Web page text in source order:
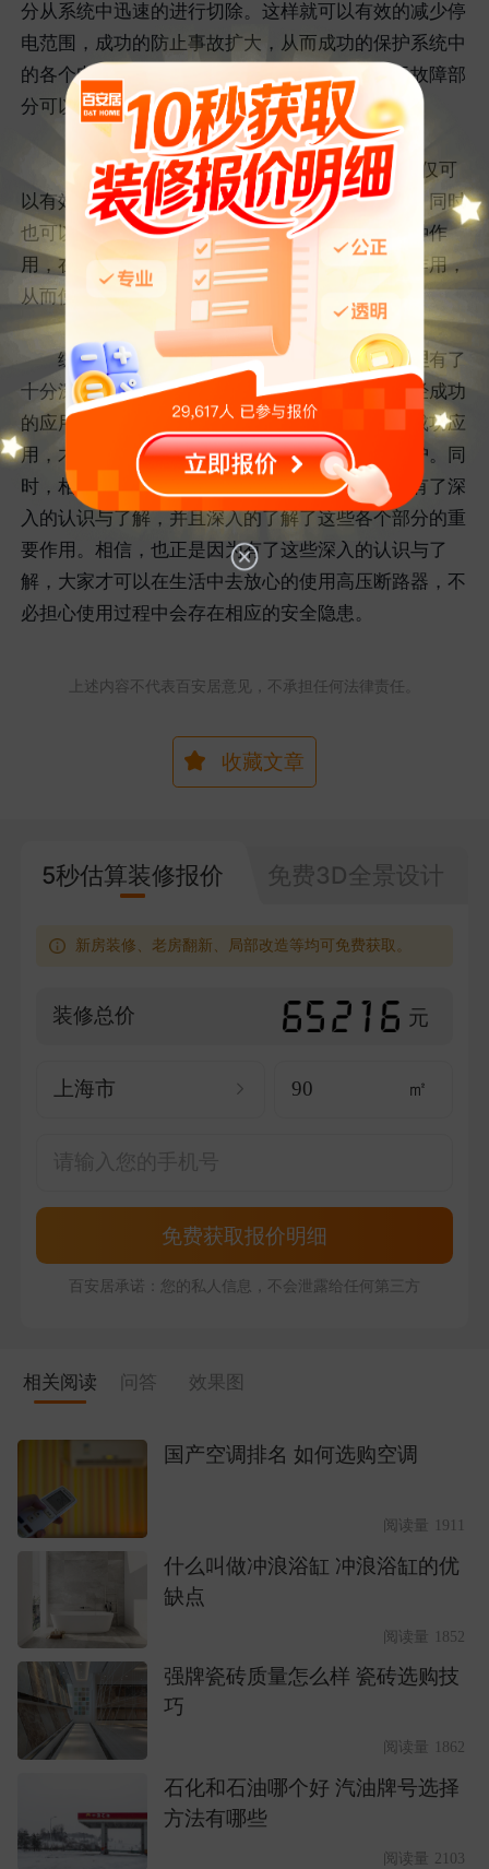
分从系统中迅速的进行切除。这样就可以有效的减少停
电范围，成功的防止事故扩大，从而成功的保护系统中
的各个电气设备不会被受损坏，从而保证系统无故障部
分可以安全运行。
（3）灭弧作用：高压断路器的成功应用不仅仅可
以有效的保护可靠的开断空载电流以及负荷电流，同时
也可以可靠的开断短路电流。也正是因为它的这种作
用，在很多的电路系统正常运用中起到了相应的作用，
从而使它可以顺利得到应用。
综上所述，相信大家对于高压断路器工作原理有了
十分深入的认识与了解。现如今，高压断路器已经成功
的应用在了各个方面，也正是因为高压断路器的成功应
用，才使得很多地方的电路系统得到了有效的保护。同
时，相信大家对于高压断路器的组成部分也已经有了深
入的认识与了解，并且深入的了解了这些各个部分的重
要作用。相信，也正是因为有了这些深入的认识与了
解，大家才可以在生活中去放心的使用高压断路器，不
必担心使用过程中会存在相应的安全隐患。
上述内容不代表百安居意见，不承担任何法律责任。
收藏文章
5秒估算装修报价 免费3D全景设计
新房装修、老房翻新、局部改造等均可免费获取。
装修总价 元
上海市 ㎡
免费获取报价明细
百安居承诺：您的私人信息，不会泄露给任何第三方
相关阅读 问答 效果图
国产空调排名 如何选购空调
阅读量 1911
什么叫做冲浪浴缸 冲浪浴缸的优
缺点
阅读量 1852
强牌瓷砖质量怎么样 瓷砖选购技
巧
阅读量 1862
石化和石油哪个好 汽油牌号选择
方法有哪些
阅读量 2103